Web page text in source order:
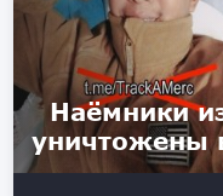
Наёмники
уничтожены